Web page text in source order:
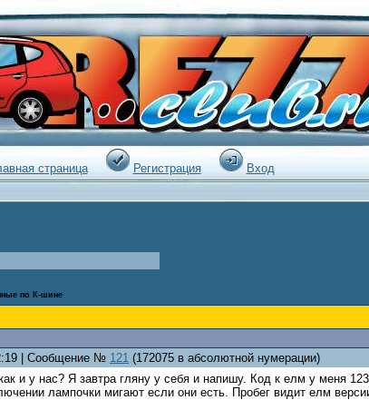
страница Регистрация
Вход
по К-шине
| Сообщение № 121 (172075 в абсолютной нумерации)
и у нас? Я завтра гляну у себя и напишу. Код к елм у меня
лампочки мигают если они есть. Пробег видит елм